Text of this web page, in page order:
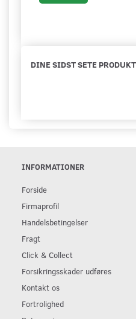
DINE SIDST SETE
INFORMATIONER
Forside
Firmaprofil
Handelsbetingelser
Fragt
Click & Collect
Forsikringsskader udføres
Kontakt os
Fortrolighed